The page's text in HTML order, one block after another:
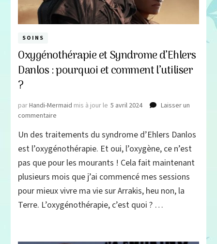
SOINS
Oxygénothérapie et Syndrome d’Ehlers
Danlos : pourquoi et comment l’utiliser
?
parHandi-Mermaid mis à jour le 5 avril 2024
Laisser un
commentaire
et
Syndrome
Danlos
:
pourquoi
et
comment
Un des traitements du syndrome d’Ehlers Danlos
est l’oxygénothérapie. Et oui, l’oxygène, ce n’est
pas que pour les mourants ! Cela fait maintenant
plusieurs mois que j’ai commencé mes sessions
pour mieux vivre ma vie sur Arrakis, heu non, la
Terre. L’oxygénothérapie, c’est quoi ? …